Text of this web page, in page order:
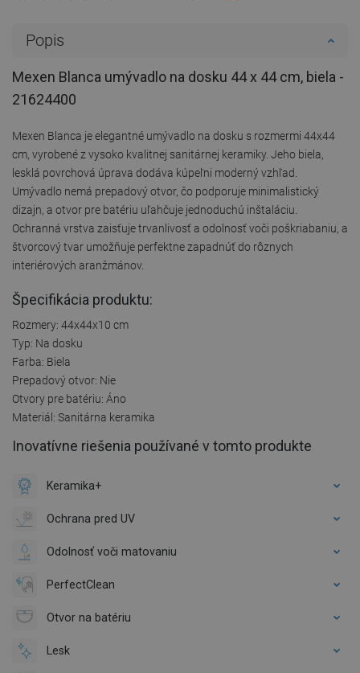
Popis
Mexen Blanca umývadlo na dosku 44 x 44 cm, biela -
21624400
Mexen Blanca je elegantné umývadlo na dosku s rozmermi 44x44
cm, vyrobené z vysoko kvalitnej sanitárnej keramiky. Jeho biela,
lesklá povrchová úprava dodáva kúpeľni moderný vzhľad.
Umývadlo nemá prepadový otvor, čo podporuje minimalistický
dizajn, a otvor pre batériu uľahčuje jednoduchú inštaláciu.
Ochranná vrstva zaisťuje trvanlivosť a odolnosť voči poškriabaniu, a
štvorcový tvar umožňuje perfektne zapadnúť do rôznych
interiérových aranžmánov.
Špecifikácia produktu:
Rozmery: 44x44x10 cm
Typ: Na dosku
Farba: Biela
Prepadový otvor: Nie
Otvory pre batériu: Áno
Materiál: Sanitárna keramika
Inovatívne riešenia používané v tomto produkte
Keramika+
Ochrana pred UV
Odolnosť voči matovaniu
PerfectClean
Otvor na batériu
Lesk